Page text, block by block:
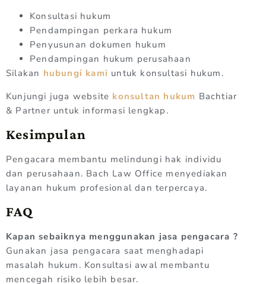
Konsultasi hukum
Pendampingan perkara hukum
Penyusunan dokumen hukum
Pendampingan hukum perusahaan
Silakan hubungi kami untuk konsultasi hukum.
Kunjungi juga website konsultan hukum Bachtiar
& Partner untuk informasi lengkap.
Kesimpulan
Pengacara membantu melindungi hak individu
dan perusahaan. Bach Law Office menyediakan
layanan hukum profesional dan terpercaya.
FAQ
Kapan sebaiknya menggunakan jasa pengacara ?
Gunakan jasa pengacara saat menghadapi
masalah hukum. Konsultasi awal membantu
mencegah risiko lebih besar.